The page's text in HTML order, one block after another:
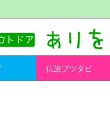
りをりあ
書を持ってそとへ出よう。
content
content
仏旅ブツタビ